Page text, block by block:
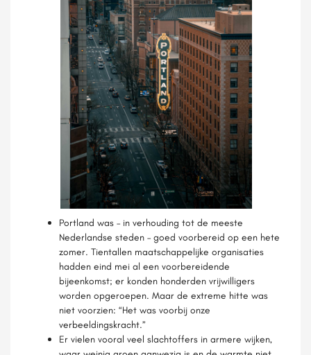
Portland was – in verhouding tot de meeste
Nederlandse steden – goed voorbereid op een hete
zomer. Tientallen maatschappelijke organisaties
hadden eind mei al een voorbereidende
bijeenkomst; er konden honderden vrijwilligers
worden opgeroepen. Maar de extreme hitte was
niet voorzien: “Het was voorbij onze
verbeeldingskracht.”
Er vielen vooral veel slachtoffers in armere wijken,